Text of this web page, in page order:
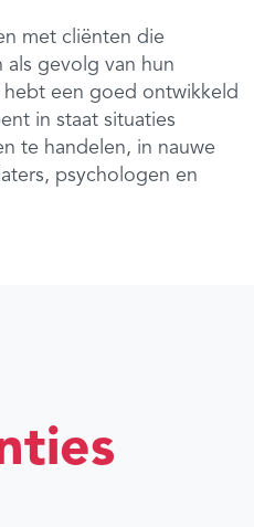
met cliënten die
gevolg van hun
een goed ontwikkeld
in staat situaties
te handelen, in nauwe
psychologen en